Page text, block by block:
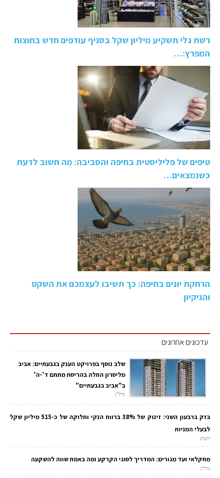
רשת גלי תשקיע מיליון שקל בסניף עודפים חדש בחוצות
המפרץ:…
טיפים של פליליסטית בחיפה והסביבה: מה חשוב לדעת
כשנמצאים…
הרחקת יונים בחיפה: כך תשיבו לעצמכם את השקט
והניקיון
עדכונים אחרונים
שלב נוסף בפרויקט הענק בגבעתיים: אביב
מליסרון החלה בהריסת מתחם ד'-ה'
ב"אביב בגבעתיים"
נדל"ן
בזק ברבעון השני: זינוק של 38% ברווח הנקי וחלוקה של כ-515 מיליון שקל
לבעלי המניות
השוק
מחקלאי ועד מגורים: המדריך לסוגי הקרקע ומה באמת שווה להשקעה
נדל"ן